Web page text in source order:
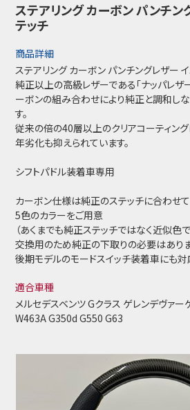
ステアリング カーボン パンチン
テッチ
商品詳細
ステアリング カーボン パンチングレザー
純正以上の高級レザーである「ナッパレザ
ーボンの組み合わせにより純正と調和し
す。
従来の倍の40層以上のクリアコーティン
年劣化も抑えられています。
シフトパドル装着車専用
カーボン仕様は純正のステッチに合わせて
5色のカラーをご用意
（あくまでも純正ステッチではなく近似色
交換用のため純正の下取りの必要はあり
後期モデルのモードスイッチ装着車にも
適合車種
メルセデスベンツ Gクラス ゲレンデヴァー
W463A G350d G550 G63